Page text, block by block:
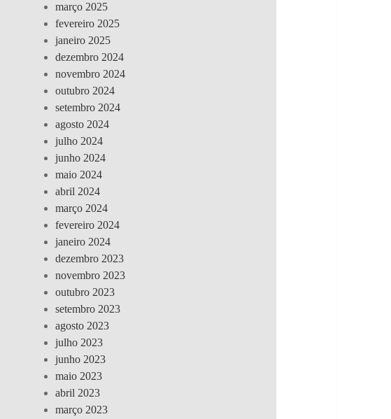
março 2025
fevereiro 2025
janeiro 2025
dezembro 2024
novembro 2024
outubro 2024
setembro 2024
agosto 2024
julho 2024
junho 2024
maio 2024
abril 2024
março 2024
fevereiro 2024
janeiro 2024
dezembro 2023
novembro 2023
outubro 2023
setembro 2023
agosto 2023
julho 2023
junho 2023
maio 2023
abril 2023
março 2023